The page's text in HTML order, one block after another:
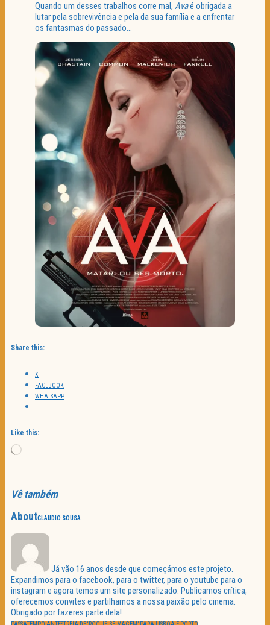
Quando um desses trabalhos corre mal, Avaé obrigada a
lutar pela sobrevivência e pela da sua família e a enfrentar
os fantasmas do passado…
Share this:
X
FACEBOOK
WHATSAPP
Like this:
Loading…
Vê também
AboutCLAUDIO SOUSA
Já vão 16 anos desde que começámos este projeto.
Expandimos para o facebook, para o twitter, para o youtube para o
instagram e agora temos um site personalizado. Publicamos crítica,
oferecemos convites e partilhamos a nossa paixão pelo cinema.
Obrigado por fazeres parte dela!
Navegação
PREVIOUS